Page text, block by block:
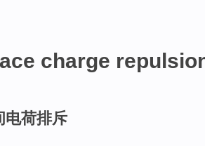
charge
电荷排斥